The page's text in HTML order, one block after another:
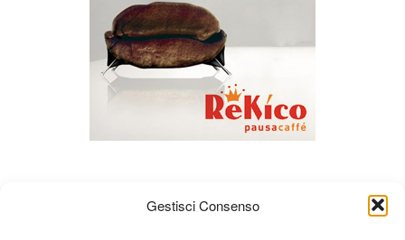
Gestisci Consenso